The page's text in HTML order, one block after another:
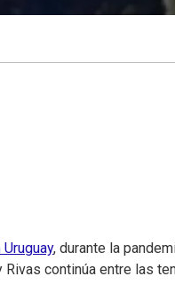
, durante la
continúa entre las